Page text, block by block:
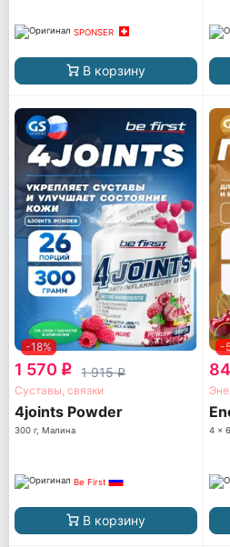
SPONSER
В корзину
-18%
1 570 q 1 915q
Суставы, связки
4joints Powder
300 г, Малина
Be First
В корзину
-
4 x